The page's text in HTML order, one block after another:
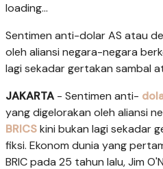
loading...
Sentimen anti-dolar AS atau
oleh aliansi negara-negara
lagi sekadar gertakan sambal
JAKARTA - Sentimen anti-
yang digelorakan oleh aliansi
BRICSkini bukan lagi sekadar
fiksi. Ekonom dunia yang
BRIC pada 25 tahun lalu, Jim